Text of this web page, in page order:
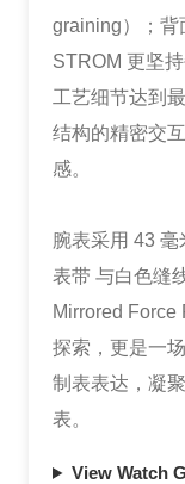
graining）；背
STROM 更坚
工艺细节达到
结构的精密交
感。
腕表采用 43
表带 与白色缝
Mirrored Force
探索，更是一
制表表达，凝
表。
View Watch